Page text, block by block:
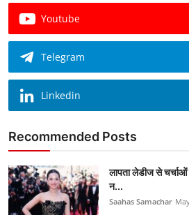
Youtube
Telegram
Linkedin
Recommended Posts
लापता लेडीज से
न...
Saahas Samachar